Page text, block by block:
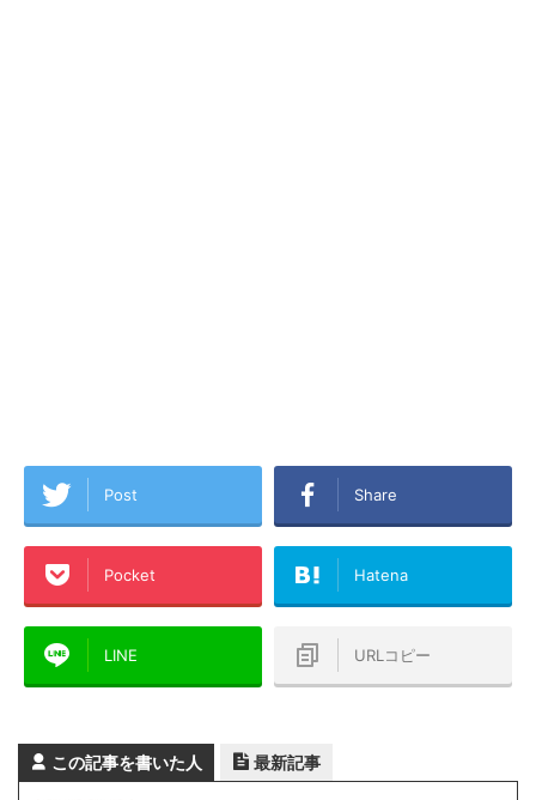
Post Share
Pocket Hatena
LINE URLコピー
この記事を書いた人 最新記事